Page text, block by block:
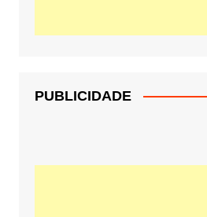
PUBLICIDADE